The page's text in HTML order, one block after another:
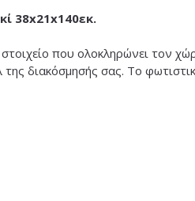
38x21x140εκ.
που ολοκληρώνει τον
διακόσμησής σας. Το